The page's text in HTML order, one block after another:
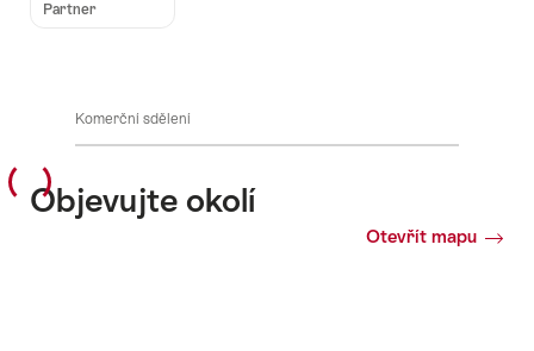
Partner
Komerční sdělení
Objevujte okolí
Otevřít mapu